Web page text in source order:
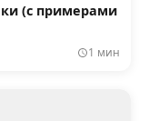
(с примерами
1 мин